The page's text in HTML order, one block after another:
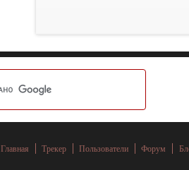
Главная Трекер Пользователи Форум